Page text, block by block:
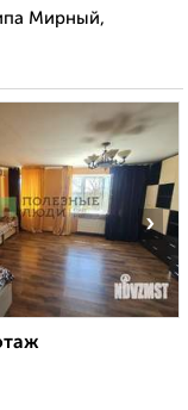
Мирный,
›